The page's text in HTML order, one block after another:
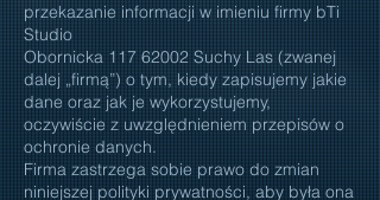
przekazanie informacji w imieniu firmy bTi
Studio
Obornicka 117 62002 Suchy Las (zwanej
dalej „firmą”) o tym, kiedy zapisujemy jakie
dane oraz jak je wykorzystujemy,
oczywiście z uwzględnieniem przepisów o
ochronie danych.
Firma zastrzega sobie prawo do zmian
niniejszej polityki prywatności, aby była ona